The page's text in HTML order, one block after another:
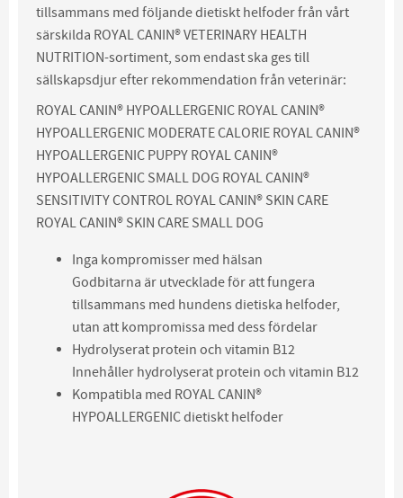
tillsammans med följande dietiskt helfoder från vårt
särskilda ROYAL CANIN® VETERINARY HEALTH
NUTRITION-sortiment, som endast ska ges till
sällskapsdjur efter rekommendation från veterinär:
ROYAL CANIN® HYPOALLERGENIC ROYAL CANIN®
HYPOALLERGENIC MODERATE CALORIE ROYAL CANIN®
HYPOALLERGENIC PUPPY ROYAL CANIN®
HYPOALLERGENIC SMALL DOG ROYAL CANIN®
SENSITIVITY CONTROL ROYAL CANIN® SKIN CARE
ROYAL CANIN® SKIN CARE SMALL DOG
Inga kompromisser med hälsan
Godbitarna är utvecklade för att fungera
tillsammans med hundens dietiska helfoder,
utan att kompromissa med dess fördelar
Hydrolyserat protein och vitamin B12
Innehåller hydrolyserat protein och vitamin B12
Kompatibla med ROYAL CANIN®
HYPOALLERGENIC dietiskt helfoder